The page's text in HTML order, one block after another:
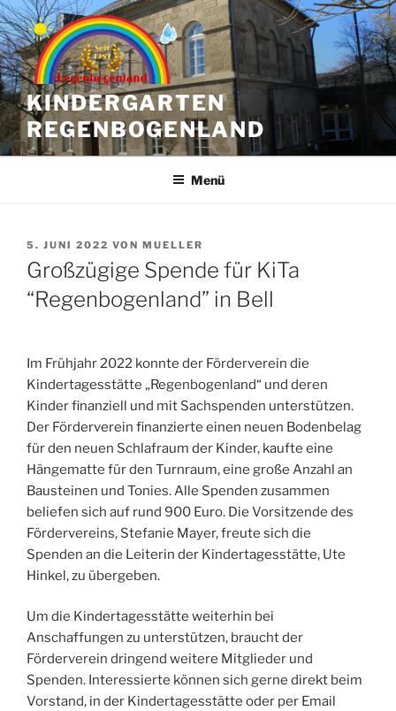
Zum
Inhalt
springen
KINDERGARTEN
REGENBOGENLAND
Menü
VERÖFFENTLICHT
AM
5. JUNI 2022 VON MUELLER
Großzügige Spende für KiTa
“Regenbogenland” in Bell
Im Frühjahr 2022 konnte der Förderverein die
Kindertagesstätte „Regenbogenland“ und deren
Kinder finanziell und mit Sachspenden unterstützen.
Der Förderverein finanzierte einen neuen Bodenbelag
für den neuen Schlafraum der Kinder, kaufte eine
Hängematte für den Turnraum, eine große Anzahl an
Bausteinen und Tonies. Alle Spenden zusammen
beliefen sich auf rund 900 Euro. Die Vorsitzende des
Fördervereins, Stefanie Mayer, freute sich die
Spenden an die Leiterin der Kindertagesstätte, Ute
Hinkel, zu übergeben.
Um die Kindertagesstätte weiterhin bei
Anschaffungen zu unterstützen, braucht der
Förderverein dringend weitere Mitglieder und
Spenden. Interessierte können sich gerne direkt beim
Vorstand, in der Kindertagesstätte oder per Email